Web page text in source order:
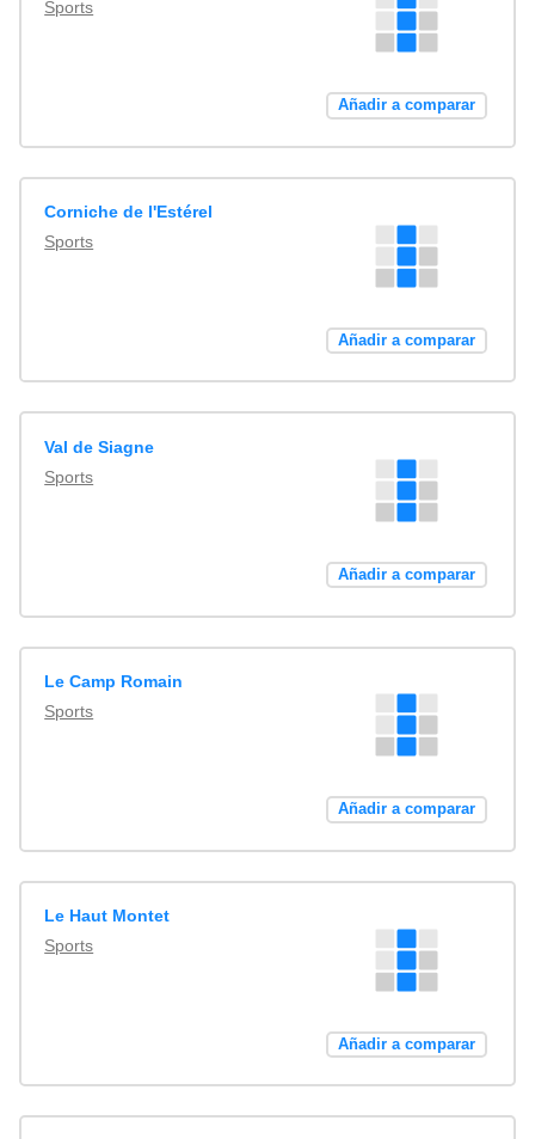
Sports
Añadir a comparar
Corniche de l'Estérel
Sports
Añadir a comparar
Val de Siagne
Sports
Añadir a comparar
Le Camp Romain
Sports
Añadir a comparar
Le Haut Montet
Sports
Añadir a comparar